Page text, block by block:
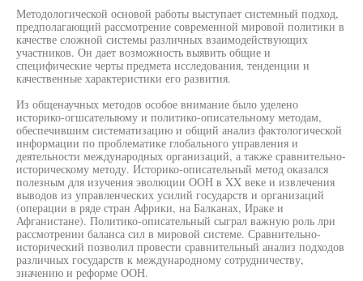
Методологической основой работы выступает системный подход,
предполагающий рассмотрение современной мировой политики в
качестве сложной системы различных взаимодействующих
участников. Он дает возможность выявить общие и
специфические черты предмета исследования, тенденции и
качественные характеристики его развития.
Из общенаучных методов особое внимание было уделено
историко-огшсателыюму и политико-описательному методам,
обеспечившим систематизацию и общий анализ фактологической
информации по проблематике глобального управления и
деятельности международных организаций, а также сравнительно-
историческому методу. Историко-описательный метод оказался
полезным для изучения эволюции ООН в XX веке и извлечения
выводов из управленческих усилий государств и организаций
(операции в ряде стран Африки, на Балканах, Ираке и
Афганистане). Политико-описательный сыграл важную роль лри
рассмотрении баланса сил в мировой системе. Сравнительно-
исторический позволил провести сравнительный анализ подходов
различных государств к международному сотрудничеству,
значению и реформе ООН.